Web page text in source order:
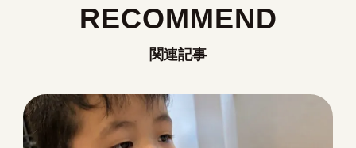
RECOMMEND
関連記事